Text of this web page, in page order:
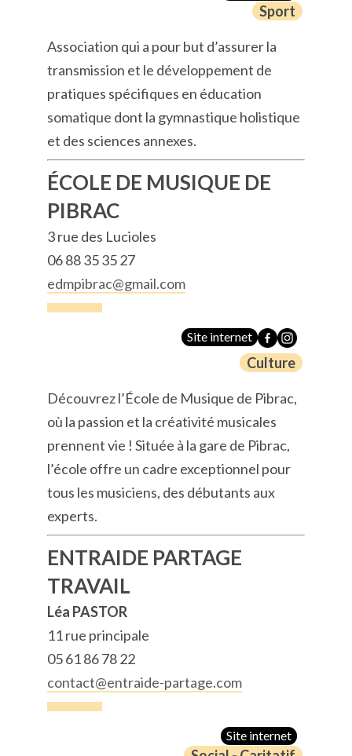
Sport
Association qui a pour but d’assurer la
transmission et le développement de
pratiques spécifiques en éducation
somatique dont la gymnastique holistique
et des sciences annexes.
ÉCOLE DE MUSIQUE DE
PIBRAC
3 rue des Lucioles
06 88 35 35 27
edmpibrac@gmail.com
Site internet
Culture
Découvrez l’École de Musique de Pibrac,
où la passion et la créativité musicales
prennent vie ! Située à la gare de Pibrac,
l’école offre un cadre exceptionnel pour
tous les musiciens, des débutants aux
experts.
ENTRAIDE PARTAGE
TRAVAIL
Léa PASTOR
11 rue principale
05 61 86 78 22
contact@entraide-partage.com
Site internet